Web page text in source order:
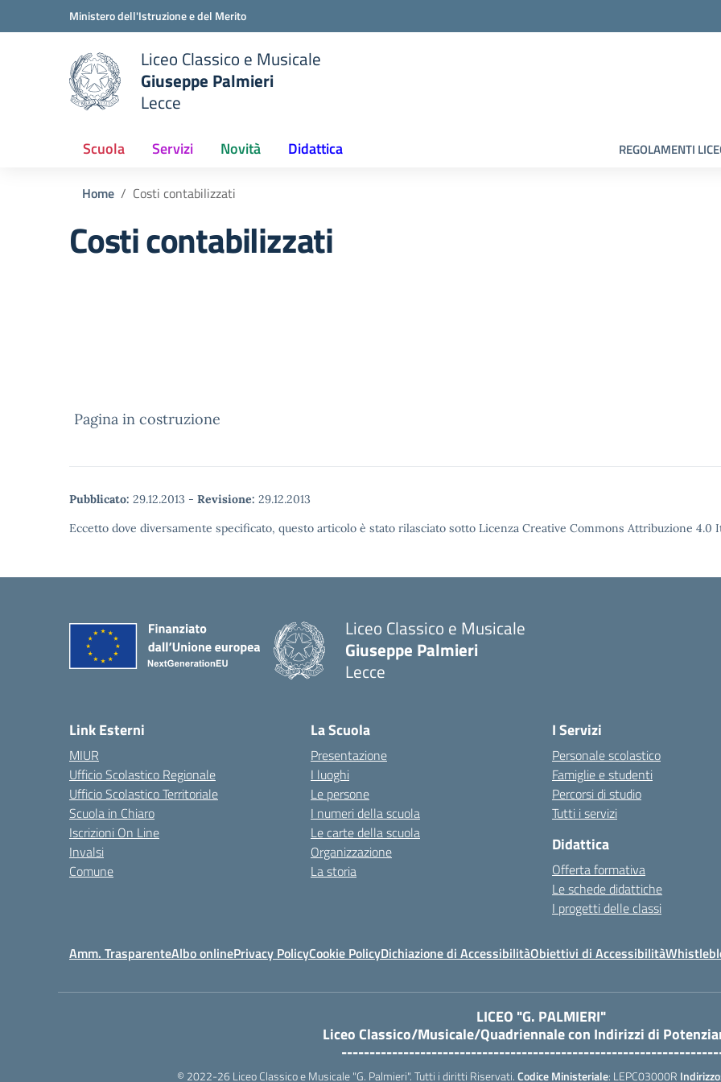
Vai ai contenuti
Vai al menu di navigazioneMinistero dell'Istruzione e del Merito
scuola
Liceo Classico e Musicale
Giuseppe Palmieri
Lecce
Scuola Servizi Novità Didattica REGOLAMENTI
Home Costi contabilizzati
Costi contabilizzati
Pagina in costruzione
Pubblicato: 29.12.2013 - Revisione: 29.12.2013
Eccetto dove diversamente specificato, questo articolo è stato rilasciato sotto Licenza Creative Commons Attribuzione 4.0
Liceo Classico e Musicale
Giuseppe Palmieri
Lecce
Link Esterni
MIUR
Ufficio Scolastico Regionale
Ufficio Scolastico Territoriale
Scuola in Chiaro
Iscrizioni On Line
Invalsi
Comune
La Scuola
Presentazione
I luoghi
Le persone
I numeri della scuola
Le carte della scuola
Organizzazione
La storia
I Servizi
Personale scolastico
Famiglie e studenti
Percorsi di studio
Tutti i servizi
Didattica
Offerta formativa
Le schede didattiche
I progetti delle classi
Amm. TrasparenteAlbo onlinePrivacy PolicyCookie PolicyDichiazione di AccessibilitàObiettivi di Accessibilità
LICEO "G. PALMIERI"
Liceo Classico/Musicale/Quadriennale con Indirizzi di
© 2022-26 Liceo Classico e Musicale "G. Palmieri". Tutti i diritti Riservati.Codice Ministeriale: LEPC03000R